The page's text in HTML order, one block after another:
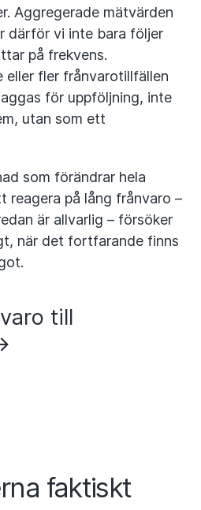
Aggregerade mätvärden
därför vi inte bara följer
på frekvens.
eller fler frånvarotillfällen
för uppföljning, inte
utan som ett
som förändrar hela
reagera på lång frånvaro –
är allvarlig – försöker
när det fortfarande finns
till
faktiskt